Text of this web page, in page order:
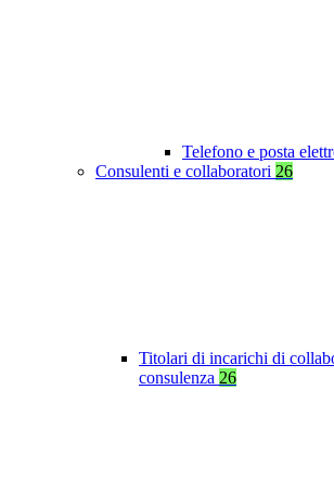
Telefono e posta
Consulenti e collaboratori 26
Titolari di incarichi di
consulenza 26